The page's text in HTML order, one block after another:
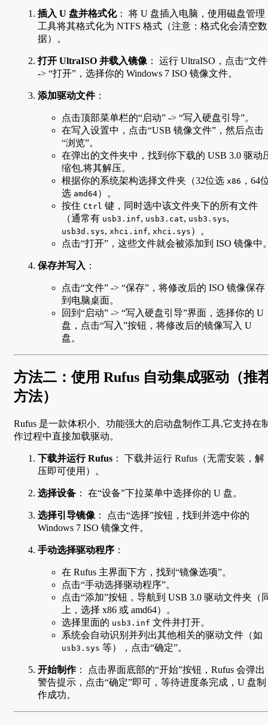
插入 U 盘并格式化： 将 U 盘插入电脑，使用磁盘管理
工具将其格式化为 NTFS 格式（注意：格式化会清空数
据）。
打开 UltraISO 并载入镜像 ： 运行 UltraISO，点击“文
-> “打开”，选择你的 Windows 7 ISO 镜像文件。
添加驱动文件：
点击顶部菜单栏的“启动” -> “写入硬盘引导”。
在写入设置中，点击“USB 镜像文件”，然后点击
“浏览”。
在弹出的文件夹中，找到你下载的 USB 3.0 驱动
缩包,将其解压。
根据你的系统架构选择文件夹（32位选 x86 ，64
选 amd64）。
按住 Ctrl 键，同时选中该文件夹下的所有文件
（通常有 usb3.inf, usb3.cat, usb3.sys,
usb3d.sys, xhci.inf, xhci.sys ）。
点击“打开”，这些文件就会被添加到 ISO 镜像中
保存并写入 ：
点击“文件” -> “保存”，将修改后的 ISO 镜像保存
到电脑桌面。
回到“启动” -> “写入硬盘引导”界面，选择你的 U
盘，点击“写入”按钮，将修改后的镜像写入 U
盘。
方法二：使用 Rufus 自动集成驱动（推
方法）
Rufus 是一款体积小、功能强大的启动盘制作工具,它支持在
作过程中直接加载驱动。
下载并运行 Rufus ： 下载并运行 Rufus（无需安装，解
压即可使用）。
选择设备 ： 在“设备”下拉菜单中选择你的 U 盘。
选择引导镜像 ： 点击“选择”按钮，找到并选中你的
Windows 7 ISO 镜像文件。
手动选择驱动程序 ：
在 Rufus 主界面下方，找到“镜像选项”。
点击“手动选择驱动程序”。
点击“添加”按钮，导航到 USB 3.0 驱动文件夹（
上，选择 x86 或 amd64）。
选择里面的 usb3.inf 文件并打开。
系统会自动识别并列出其他相关的驱动文件（如
usb3.sys 等），点击“确定”。
开始制作： 点击界面底部的“开始”按钮，Rufus 会弹出
警告提示，点击“确定”即可，等待进度条完成，U 盘制
作成功。